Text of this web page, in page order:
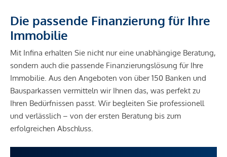
Die passende Finanzierung für Ihre
Immobilie
Mit Infina erhalten Sie nicht nur eine unabhängige Beratung,
sondern auch die passende Finanzierungslösung für Ihre
Immobilie. Aus den Angeboten von über 150 Banken und
Bausparkassen vermitteln wir Ihnen das, was perfekt zu
Ihren Bedürfnissen passt. Wir begleiten Sie professionell
und verlässlich – von der ersten Beratung bis zum
erfolgreichen Abschluss.